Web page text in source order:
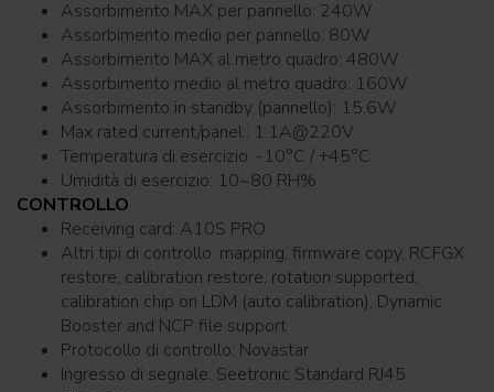
Assorbimento MAX per pannello: 240W
Assorbimento medio per pannello: 80W
Assorbimento MAX al metro quadro: 480W
Assorbimento medio al metro quadro: 160W
Assorbimento in standby (pannello): 15.6W
Max rated current/panel:: 1.1A@220V
Temperatura di esercizio: -10°C / +45°C
Umidità di esercizio: 10~80 RH%
CONTROLLO
Receiving card: A10S PRO
Altri tipi di controllo: mapping, firmware copy, RCFGX
restore, calibration restore, rotation supported,
calibration chip on LDM (auto calibration), Dynamic
Booster and NCP file support
Protocollo di controllo: Novastar
Ingresso di segnale: Seetronic Standard RJ45